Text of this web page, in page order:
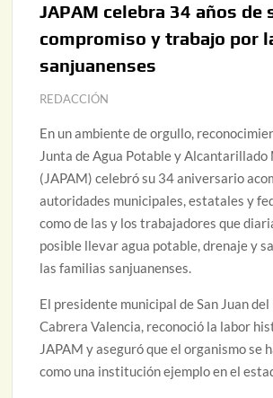
JAPAM celebra 34 años de
compromiso y trabajo por
sanjuanenses
REDACCIÓN
En un ambiente de orgullo,
Junta de Agua Potable y Alcantarillado
(JAPAM) celebró su 34 aniversario
autoridades municipales, estatales y
como de las y los trabajadores que
posible llevar agua potable, drenaje y
las familias sanjuanenses.
El presidente municipal de San Juan
Cabrera Valencia, reconoció la labor
JAPAM y aseguró que el organismo se
como una institución ejemplo en el